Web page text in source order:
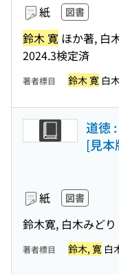
紙 図書
鈴木 寛 ほか著, 白
2024.3検定済
著者標目 鈴木 寛 白
道徳
[見本
紙 図書
鈴木寛, 白木みど
著者標目 鈴木, 寛 白